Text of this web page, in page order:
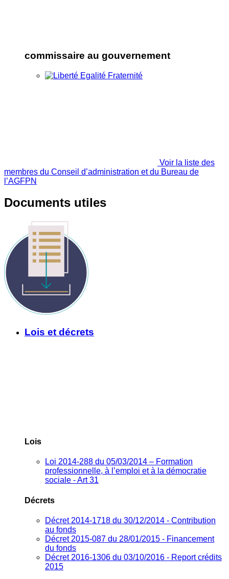
commissaire au gouvernement
Voir la liste des
membres du Conseil d’administration et du Bureau de
l’AGFPN
Documents utiles
Lois et décrets
Lois
Loi 2014-288 du 05/03/2014 – Formation
professionnelle, à l’emploi et à la démocratie
sociale - Art 31
Décrets
Décret 2014-1718 du 30/12/2014 - Contribution
au fonds
Décret 2015-087 du 28/01/2015 - Financement
du fonds
Décret 2016-1306 du 03/10/2016 - Report crédits
2015